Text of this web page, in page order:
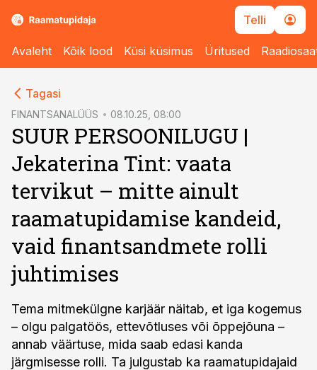
Telli
Avaleht Kõik lood Küsi küsimus Üritused
Tagasi
FINANTSANALÜÜS 08.10.25, 08:00
SUUR PERSOONILUGU |
Jekaterina Tint: vaata
tervikut – mitte ainult
raamatupidamise kandeid,
vaid finantsandmete rolli
juhtimises
Tema mitmekülgne karjäär näitab, et iga kogemus
– olgu palgatöös, ettevõtluses või õppejõuna –
annab väärtuse, mida saab edasi kanda
järgmisesse rolli. Ta julgustab ka raamatupidajaid